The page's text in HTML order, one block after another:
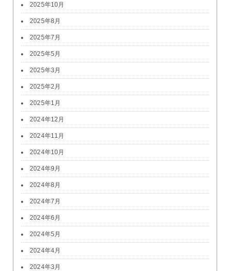
2025年10月
2025年8月
2025年7月
2025年5月
2025年3月
2025年2月
2025年1月
2024年12月
2024年11月
2024年10月
2024年9月
2024年8月
2024年7月
2024年6月
2024年5月
2024年4月
2024年3月